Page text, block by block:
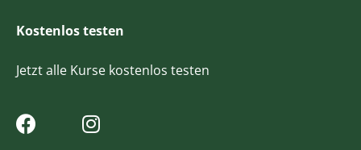
Kostenlos testen
Jetzt alle Kurse kostenlos testen